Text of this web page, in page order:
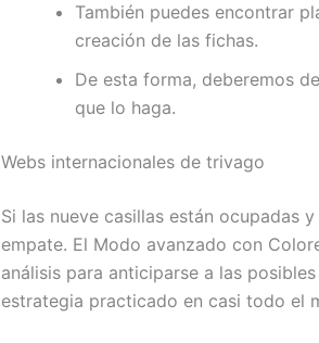
También puedes encontrar
creación de las fichas.
De esta forma, deberemos
que lo haga.
Webs internacionales de trivago
Si las nueve casillas están ocupadas
empate. El Modo avanzado con
análisis para anticiparse a las
estrategia practicado en casi todo el